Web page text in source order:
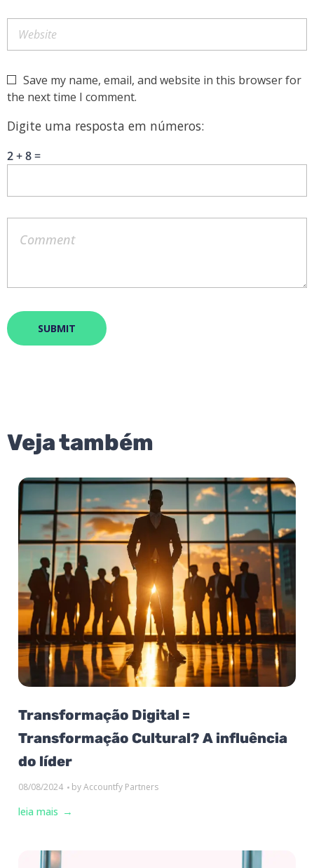
Save my name, email, and website in this browser for
the next time I comment.
Digite uma resposta em números:
2 + 8 =
Veja também
Transformação Digital =
Transformação Cultural? A influência
do líder
08/08/2024 byAccountfy Partners
leia mais